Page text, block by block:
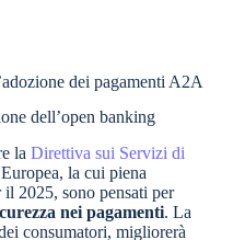
dei pagamenti A2A
dell’open banking
la Direttiva sui Servizi di
la cui piena
2025, sono pensati per
nei pagamenti. La
consumatori, migliorerà